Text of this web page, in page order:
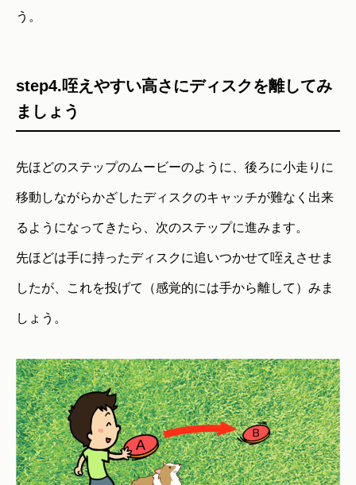
う。
step4.咥えやすい高さにディスクを離してみ
ましょう
先ほどのステップのムービーのように、後ろに小走りに
移動しながらかざしたディスクのキャッチが難なく出来
るようになってきたら、次のステップに進みます。
先ほどは手に持ったディスクに追いつかせて咥えさせま
したが、これを投げて（感覚的には手から離して）みま
しょう。